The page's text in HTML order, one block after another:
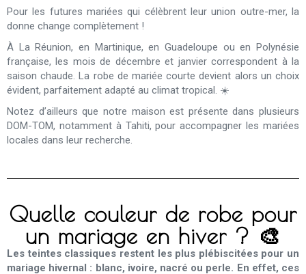
Pour les futures mariées qui célèbrent leur union outre-mer, la
donne change complètement !
À La Réunion, en Martinique, en Guadeloupe ou en Polynésie
française, les mois de décembre et janvier correspondent à la
saison chaude. La robe de mariée courte devient alors un choix
évident, parfaitement adapté au climat tropical. ☀️
Notez d’ailleurs que notre maison est présente dans plusieurs
DOM-TOM, notamment à Tahiti, pour accompagner les mariées
locales dans leur recherche.
Quelle couleur de robe pour
un mariage en hiver ? 🎨
Les teintes classiques restent les plus plébiscitées pour un
mariage hivernal : blanc, ivoire, nacré ou perle. En effet, ces